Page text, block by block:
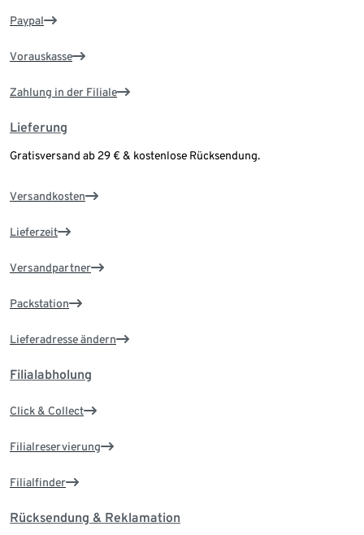
Paypal
Vorauskasse
Zahlung in der Filiale
Lieferung
Gratisversand ab 29 € & kostenlose Rücksendung.
Versandkosten
Lieferzeit
Versandpartner
Packstation
Lieferadresse ändern
Filialabholung
Click & Collect
Filialreservierung
Filialfinder
Rücksendung & Reklamation